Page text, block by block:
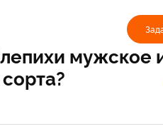
мужское